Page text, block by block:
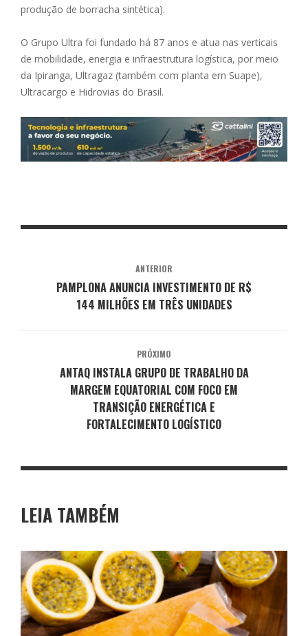
produção de borracha sintética).
O Grupo Ultra foi fundado há 87 anos e atua nas verticais
de mobilidade, energia e infraestrutura logística, por meio
da Ipiranga, Ultragaz (também com planta em Suape),
Ultracargo e Hidrovias do Brasil.
ANTERIOR
PAMPLONA ANUNCIA INVESTIMENTO DE R$
144 MILHÕES EM TRÊS UNIDADES
PRÓXIMO
ANTAQ INSTALA GRUPO DE TRABALHO DA
MARGEM EQUATORIAL COM FOCO EM
TRANSIÇÃO ENERGÉTICA E
FORTALECIMENTO LOGÍSTICO
LEIA TAMBÉM